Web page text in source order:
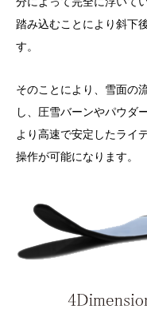
踏み込むことにより斜下
す。
そのことにより、雪面の
し、圧雪バーンやパウダ
より高速で安定したライ
操作が可能になります。